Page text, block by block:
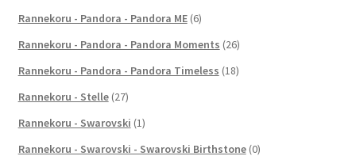
Rannekoru - Pandora - Pandora ME (6)
Rannekoru - Pandora - Pandora Moments (26)
Rannekoru - Pandora - Pandora Timeless (18)
Rannekoru - Stelle (27)
Rannekoru - Swarovski (1)
Rannekoru - Swarovski - Swarovski Birthstone (0)